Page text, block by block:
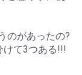
のがあったの?
けて3つある!!!